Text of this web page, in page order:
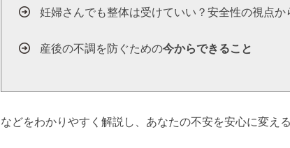
妊婦さんでも整体は受けていい？安全性の視点か
産後の不調を防ぐための今からできること
などをわかりやすく解説し、あなたの不安を安心に変え